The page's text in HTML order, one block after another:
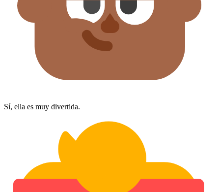
Sí, ella es muy divertida.